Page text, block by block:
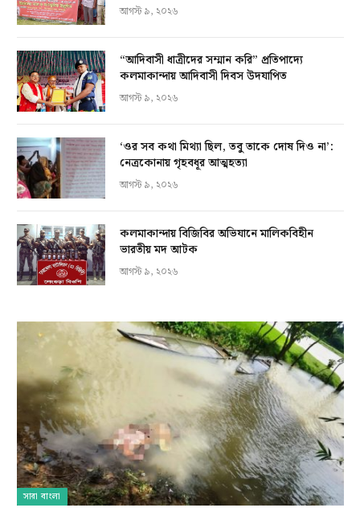
আগস্ট ৯, ২০২৬
“আদিবাসী ধাত্রীদের সম্মান করি” প্রতিপাদ্যে
কলমাকান্দায় আদিবাসী দিবস উদযাপিত
আগস্ট ৯, ২০২৬
‘ওর সব কথা মিথ্যা ছিল, তবু তাকে দোষ দিও না’:
নেত্রকোনায় গৃহবধূর আত্মহত্যা
আগস্ট ৯, ২০২৬
কলমাকান্দায় বিজিবির অভিযানে মালিকবিহীন
ভারতীয় মদ আটক
আগস্ট ৯, ২০২৬
সারা বাংলা